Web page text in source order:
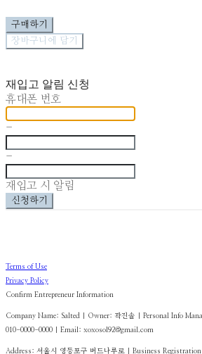
구매하기
장바구니에 담기
재입고 알림 신청
휴대폰 번호
-
-
재입고 시 알림
신청하기
Terms of Use
Privacy Policy
Confirm Entrepreneur Information
Company Name: Salted | Owner: 곽진솔 | Personal Info
010-0000-0000 | Email: xoxosol92@gmail.com
Address: 서울시 영등포구 버드나루로 | Business